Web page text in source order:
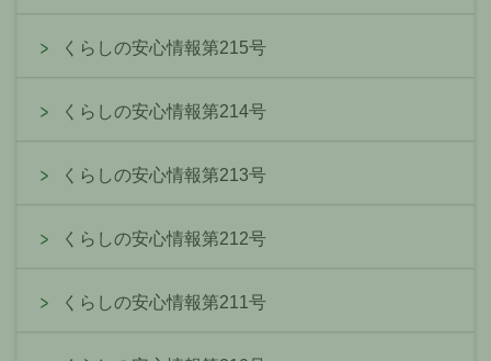
くらしの安心情報第215号
くらしの安心情報第214号
くらしの安心情報第213号
くらしの安心情報第212号
くらしの安心情報第211号